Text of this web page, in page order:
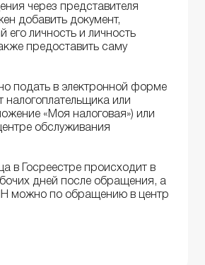
через представителя
добавить документ,
его личность и личность
предоставить саму
подать в электронной форме
налогоплательщика или
«Моя налоговая») или
обслуживания
в Госреестре происходит в
дней после обращения, а
можно по обращению в центр